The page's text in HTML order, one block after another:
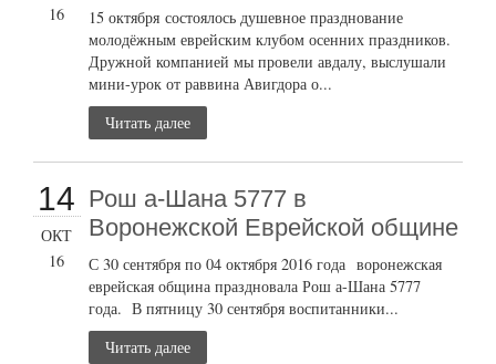
16
15 октября состоялось душевное празднование
молодёжным еврейским клубом осенних праздников.
Дружной компанией мы провели авдалу, выслушали
мини-урок от раввина Авигдора о...
Читать далее
14
ОКТ
16
Рош а-Шана 5777 в
Воронежской Еврейской общине
С 30 сентября по 04 октября 2016 года воронежская
еврейская община праздновала Рош а-Шана 5777
года. В пятницу 30 сентября воспитанники...
Читать далее